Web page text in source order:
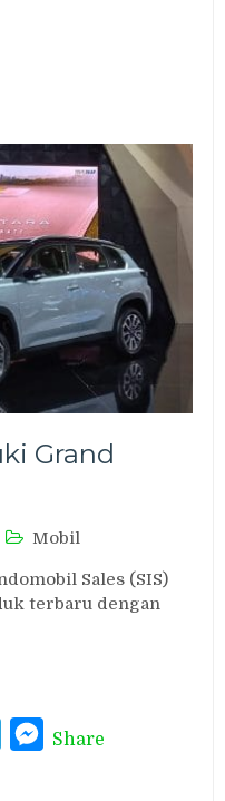
Grand
Mobil
Sales (SIS)
terbaru dengan
TelegramMessenger
Share